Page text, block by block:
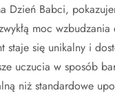
Dzień Babci,
moc
staje się unikalny i
uczucia w sposób
niż standardowe